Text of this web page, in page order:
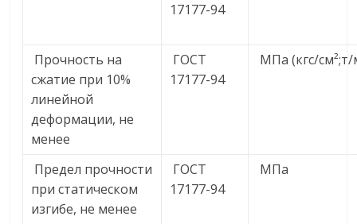
17177-94
Прочность на
сжатие при 10%
линейной
деформации, не
менее
ГОСТ
17177-94
МПа (кгс/см²;т/
Предел прочности
при статическом
изгибе, не менее
ГОСТ
17177-94
МПа